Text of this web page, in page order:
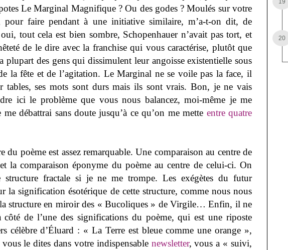
Le Marginal Magnifique ? Ou des godes ? Moulés sur votre
pour faire pendant à une initiative similaire, m’a-t-on dit, de
tout cela est bien sombre, Schopenhauer n’avait pas tort, et
de le dire avec la franchise qui vous caractérise, plutôt que
plupart des gens qui dissimulent leur angoisse existentielle sous
la fête et de l’agitation. Le Marginal ne se voile pas la face, il
tables, ses mots sont durs mais ils sont vrais. Bon, je ne vais
ici le problème que vous nous balancez, moi-même je me
me débattrai sans doute jusqu’à ce qu’on me mette entre quatre
du poème est assez remarquable. Une comparaison au centre de
la comparaison éponyme du poème au centre de celui-ci. On
structure fractale si je ne me trompe. Les exégètes du futur
la signification ésotérique de cette structure, comme nous nous
structure en miroir des « Bucoliques » de Virgile… Enfin, il ne
côté de l’une des significations du poème, qui est une riposte
célèbre d’Éluard : « La Terre est bleue comme une orange »,
le dites dans votre indispensable newsletter, vous a « suivi,